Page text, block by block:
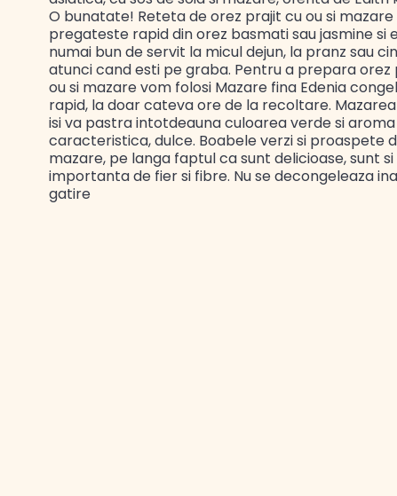
O bunatate! Reteta de orez prajit cu ou si mazare
pregateste rapid din orez basmati sau jasmine si
numai bun de servit la micul dejun, la pranz sau
atunci cand esti pe graba. Pentru a prepara orez
ou si mazare vom folosi Mazare fina Edenia
rapid, la doar cateva ore de la recoltare.
isi va pastra intotdeauna culoarea verde si aroma
caracteristica, dulce. Boabele verzi si proaspete
mazare, pe langa faptul ca sunt delicioase, sunt si
importanta de fier si fibre. Nu se decongeleaza
gatire